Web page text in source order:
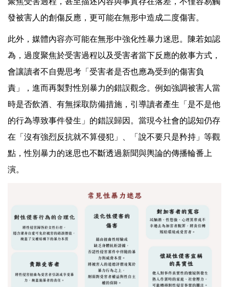
發被害人的創傷反應，更可能在無形中造成二度傷害。
此外，媒體內容亦可能在無形中強化性暴力迷思。陳若如認
為，過度聚焦於受害過程以及受害者當下反應的敘事方式，
會讓讀者不自覺思考「受害者是否也應為受到的傷害負
責」，進而再製對性別暴力的錯誤觀念。例如強調被害人當
時是否飲酒、有無採取防備措施，引導讀者產生「是不是他
的行為導致事件發生」的錯誤歸因。當現今社會的認知仍存
在「沒有強烈反抗就不算侵犯」、「說不要只是矜持」等觀
點，性別暴力的迷思也不斷透過新聞與輿論的傳播輪番上
演。